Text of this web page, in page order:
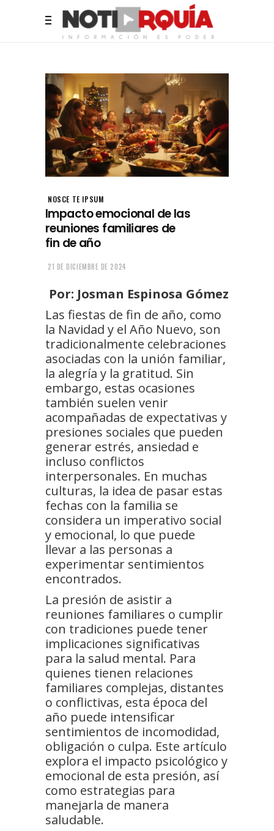
NOSCE TE IPSUM
Impacto emocional de las
reuniones familiares de
fin de año
21 DE DICIEMBRE DE 2024
Por: Josman Espinosa Gómez
Las fiestas de fin de año, como
la Navidad y el Año Nuevo, son
tradicionalmente celebraciones
asociadas con la unión familiar,
la alegría y la gratitud. Sin
embargo, estas ocasiones
también suelen venir
acompañadas de expectativas y
presiones sociales que pueden
generar estrés, ansiedad e
incluso conflictos
interpersonales. En muchas
culturas, la idea de pasar estas
fechas con la familia se
considera un imperativo social
y emocional, lo que puede
llevar a las personas a
experimentar sentimientos
encontrados.
La presión de asistir a
reuniones familiares o cumplir
con tradiciones puede tener
implicaciones significativas
para la salud mental. Para
quienes tienen relaciones
familiares complejas, distantes
o conflictivas, esta época del
año puede intensificar
sentimientos de incomodidad,
obligación o culpa. Este artículo
explora el impacto psicológico y
emocional de esta presión, así
como estrategias para
manejarla de manera
saludable.